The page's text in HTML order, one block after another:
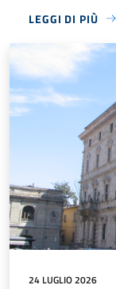
LEGGI DI PIÙ
24 LUGLIO 2026